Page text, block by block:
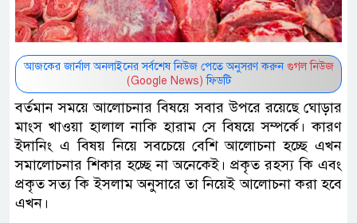
আজকের জার্নাল অনলাইনের সর্বশেষ নিউজ পেতে অনুসরণ করুন গুগল নিউজ
(Google News) ফিডটি
বর্তমান সময়ে আলোচনার বিষয়ে সবার উপরে রয়েছে ঘোড়ার
মাংস খাওয়া হালাল নাকি হারাম সে বিষয়ে সম্পর্কে। কারণ
ইদানিং এ বিষয় নিয়ে সবচেয়ে বেশি আলোচনা হচ্ছে এখন
সমালোচনার শিকার হচ্ছে না অনেকেই। প্রকৃত রহস্য কি এবং
প্রকৃত সত্য কি ইসলাম অনুসারে তা নিয়েই আলোচনা করা হবে
এখন।